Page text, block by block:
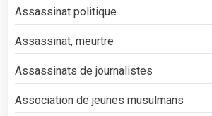
Assassinat politique
Assassinat, meurtre
Assassinats de journalistes
Association de jeunes musulmans